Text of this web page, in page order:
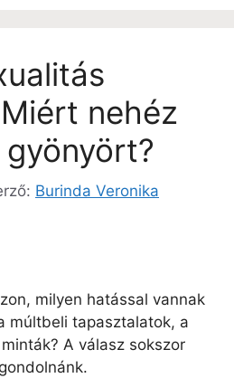
nehéz
Burinda Veronika
milyen hatással vannak
múltbeli tapasztalatok, a
A válasz sokszor